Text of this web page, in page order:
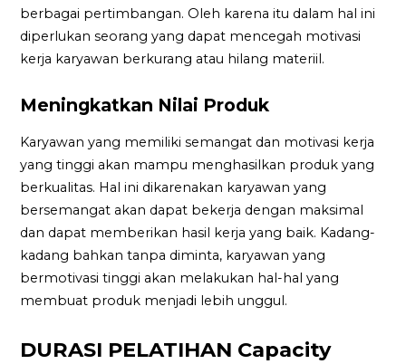
berbagai pertimbangan. Oleh karena itu dalam hal ini
diperlukan seorang yang dapat mencegah motivasi
kerja karyawan berkurang atau hilang materiil.
Meningkatkan Nilai Produk
Karyawan yang memiliki semangat dan motivasi kerja
yang tinggi akan mampu menghasilkan produk yang
berkualitas. Hal ini dikarenakan karyawan yang
bersemangat akan dapat bekerja dengan maksimal
dan dapat memberikan hasil kerja yang baik. Kadang-
kadang bahkan tanpa diminta, karyawan yang
bermotivasi tinggi akan melakukan hal-hal yang
membuat produk menjadi lebih unggul.
DURASI PELATIHAN Capacity